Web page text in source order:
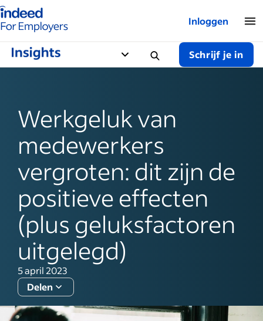
van Indeed - Voor werkgevers
Inloggen
Schrijf je in
Werkgeluk van
medewerkers
vergroten: dit zijn de
positieve effecten
(plus geluksfactoren
uitgelegd)
5 april 2023
Delen